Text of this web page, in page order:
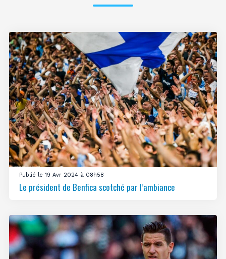
Publié le 19 Avr 2024 à 08h58
Le président de Benfica scotché par l’ambiance